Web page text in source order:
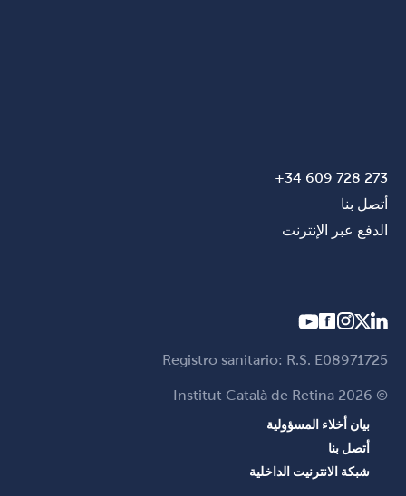
273 728 609 34+
أتصل بنا
الدفع عبر الإنترنت
Registro sanitario: R.S. E08971725
© Institut Català de Retina 2026
بيان أخلاء المسؤولية
أتصل بنا
شبكة الانترنيت الداخلية